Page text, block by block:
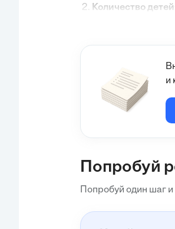
Количество детей
Годовой налог,
Решение:
Шаг 1: Определим
Согласно
детей до 18 лет (или
Для гражданина
и
Попробуй
Попробуй один шаг